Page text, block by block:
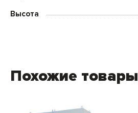
Высота
Похожие товары